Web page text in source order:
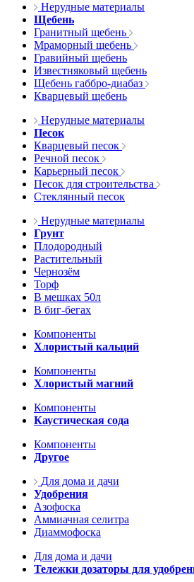
Нерудные материалы
Щебень
Гранитный щебень
Мраморный щебень
Гравийный щебень
Известняковый щебень
Щебень габбро-диабаз
Кварцевый щебень
Нерудные материалы
Песок
Кварцевый песок
Речной песок
Карьерный песок
Песок для строительства
Стеклянный песок
Нерудные материалы
Грунт
Плодородный
Растительный
Чернозём
Торф
В мешках 50л
В биг-бегах
Компоненты
Хлористый кальций
Компоненты
Хлористый магний
Компоненты
Каустическая сода
Компоненты
Другое
Для дома и дачи
Удобрения
Азофоска
Аммиачная селитра
Диаммофоска
Для дома и дачи
Тележки дозаторы для